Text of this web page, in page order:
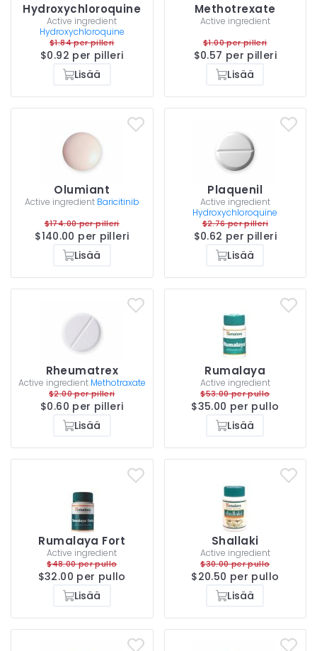
Hydroxychloroquine
Active ingredient
Hydroxychloroquine
$1.84 per pilleri
$0.92 per pilleri
Lisää
Methotrexate
Active ingredient
$1.00 per pilleri
$0.57 per pilleri
Lisää
Olumiant
Active ingredient Baricitinib
$174.00 per pilleri
$140.00 per pilleri
Lisää
Plaquenil
Active ingredient
Hydroxychloroquine
$2.76 per pilleri
$0.62 per pilleri
Lisää
Rheumatrex
Active ingredient Methotraxate
$2.00 per pilleri
$0.60 per pilleri
Lisää
Rumalaya
Active ingredient
$53.00 per pullo
$35.00 per pullo
Lisää
Rumalaya Fort
Active ingredient
$48.00 per pullo
$32.00 per pullo
Lisää
Shallaki
Active ingredient
$30.00 per pullo
$20.50 per pullo
Lisää